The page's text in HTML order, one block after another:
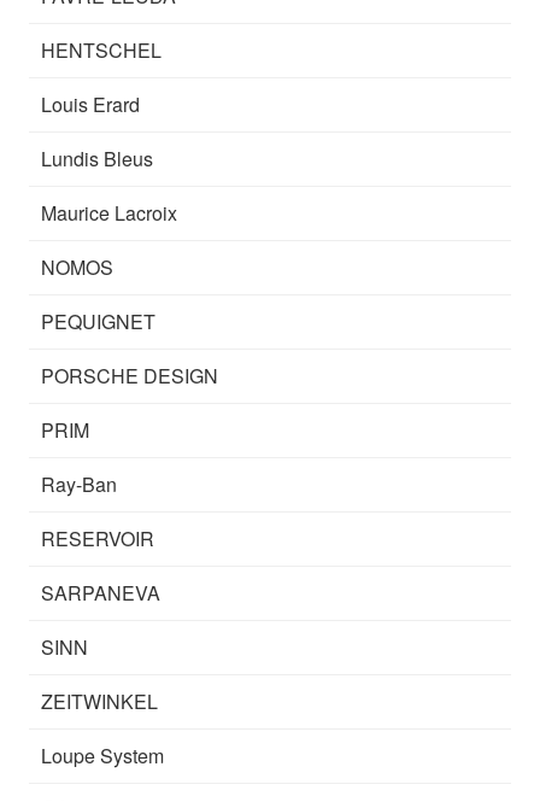
HENTSCHEL
Louis Erard
Lundis Bleus
Maurice Lacroix
NOMOS
PEQUIGNET
PORSCHE DESIGN
PRIM
Ray-Ban
RESERVOIR
SARPANEVA
SINN
ZEITWINKEL
Loupe System